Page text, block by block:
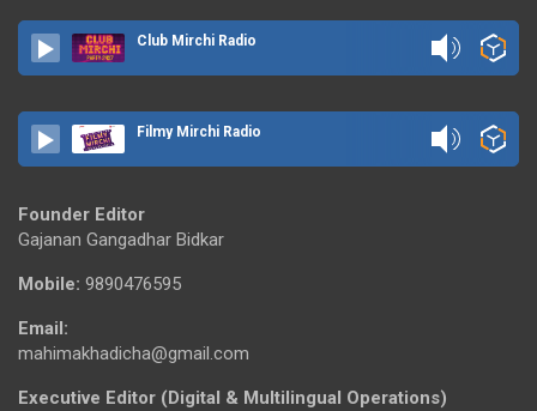
Club Mirchi Radio
Filmy Mirchi Radio
Founder Editor
Gajanan Gangadhar Bidkar
Mobile: 9890476595
Email:
mahimakhadicha@gmail.com
Executive Editor (Digital & Multilingual Operations)